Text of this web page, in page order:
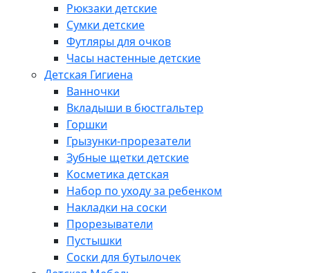
Рюкзаки детские
Сумки детские
Футляры для очков
Часы настенные детские
Детская Гигиена
Ванночки
Вкладыши в бюстгальтер
Горшки
Грызунки-прорезатели
Зубные щетки детские
Косметика детская
Набор по уходу за ребенком
Накладки на соски
Прорезыватели
Пустышки
Соски для бутылочек